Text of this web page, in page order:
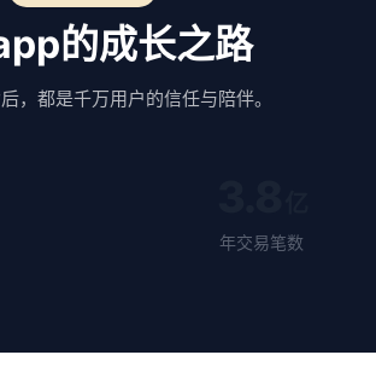
的成长之路
，都是千万用户的信任与陪伴。
年交易笔数